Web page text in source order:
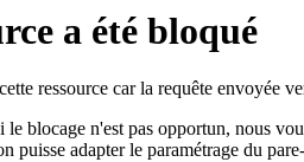
a été bloqué
ressource car la requête envoyée
blocage n'est pas opportun, nous
puisse adapter le paramétrage du